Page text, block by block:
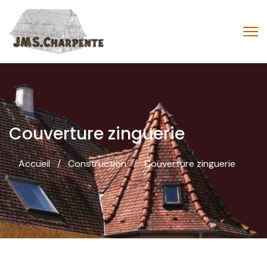
Couverture zinguerie
Accueil Construction Couverture zinguerie